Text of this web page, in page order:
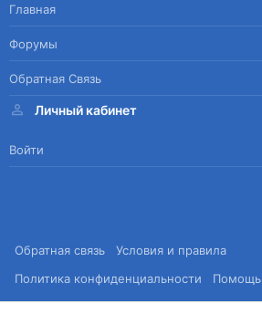
Главная
Форумы
Обратная Связь
Личный кабинет
Войти
Обратная связь
Условия и правила
Политика конфиденциальности
Помощь